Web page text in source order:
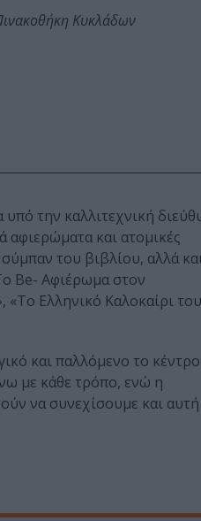
Κυκλάδων
την καλλιτεχνική
αφιερώματα και ατομικές
του βιβλίου, αλλά
Be- Αφιέρωμα στον
Ελληνικό Καλοκαίρι του
και παλλόμενο το
με κάθε τρόπο, ενώ η
να συνεχίσουμε και